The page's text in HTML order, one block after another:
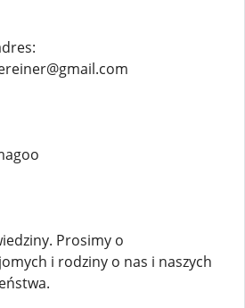
Prosimy o
i rodziny o nas i naszych